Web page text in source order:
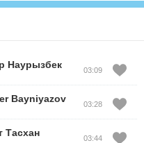
Наурызбек
03:09
Bayniyazov
03:28
Тасхан
03:44